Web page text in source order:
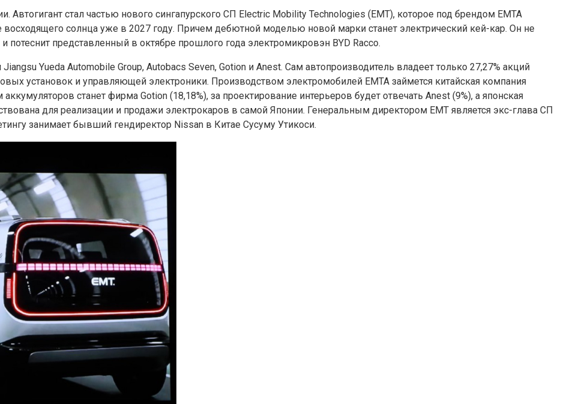
Автогигант стал частью нового сингапурского СП Electric Mobility Technologies (EMT), которое под брендом EMTA
восходящего солнца уже в 2027 году. Причем дебютной моделью новой марки станет электрический кей-кар. Он не
представленный в октябре прошлого года электромикровэн BYD Racco.
Yueda Automobile Group, Autobacs Seven, Gotion и Anest. Сам автопроизводитель владеет только 27,27% акций
установок и управляющей электроники. Производством электромобилей EMTA займется китайская компания
станет фирма Gotion (18,18%), за проектирование интерьеров будет отвечать Anest (9%), а японская
для реализации и продажи электрокаров в самой Японии. Генеральным директором EMT является экс-глава СП
занимает бывший гендиректор Nissan в Китае Сусуму Утикоси.